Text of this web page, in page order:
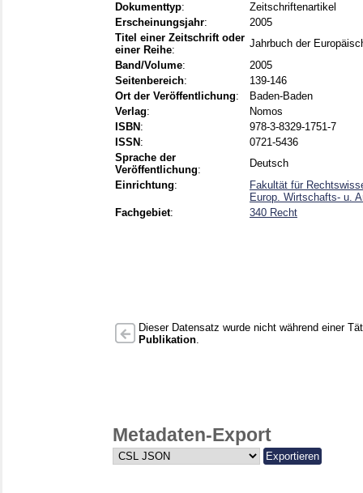
Dokumenttyp:
Zeitschriftenartikel
Erscheinungsjahr:
2005
Titel einer Zeitschrift oder
einer Reihe:
Jahrbuch der
Band/Volume:
2005
Seitenbereich:
139-146
Ort der Veröffentlichung:
Baden-Baden
Verlag:
Nomos
ISBN :
978-3-8329-1751-7
ISSN :
0721-5436
Sprache der
Veröffentlichung:
Deutsch
Einrichtung:
Fakultät für
Europ. Wirtschafts- u.
Fachgebiet: 340 Recht
Dieser Datensatz wurde nicht während einer
Publikation
Metadaten-Export